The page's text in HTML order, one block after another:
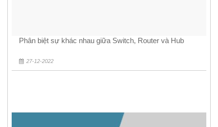
Phân biệt sự khác nhau giữa Switch, Router và Hub
27-12-2022